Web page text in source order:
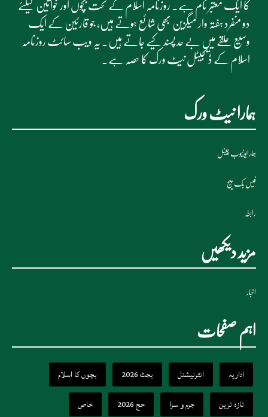
کا ایک معتبر نام ہے۔ روزنامہ اسلام کے تحت بچوں اور خواتین کیلئے
دو منفرد ہفتہ وار میگزین بھی شائع ہوتے ہیں، جو قارئین کے ایک
وسیع حلقے میں بے حد پسند کیے جاتے ہیں۔ یہ ویب سائٹ روزنامہ
اسلام کے ڈیجیٹل نیٹ ورک کا حصہ ہے۔
ہمارا نیٹ ورک
ہمارایوٹیوب چینل
فیس بک پیج
رابطہ
مزید دیکھیں
اخبار
اہم صفحات
اداریہ انٹرنیشنل بجٹ 2026
بچوں کا اسلام
تازہ ترین
جرم و سزا حج 2026 خاص